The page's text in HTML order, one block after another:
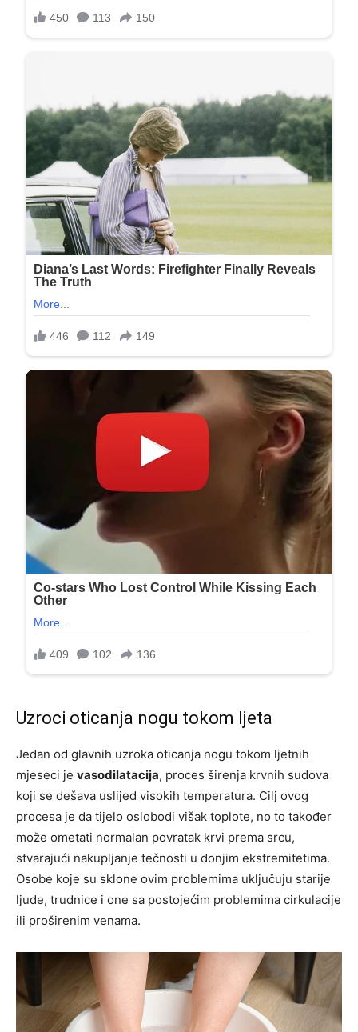
Uzroci oticanja nogu tokom ljeta
Jedan od glavnih uzroka oticanja nogu tokom ljetnih
mjeseci je vasodilatacija, proces širenja krvnih sudova
koji se dešava uslijed visokih temperatura. Cilj ovog
procesa je da tijelo oslobodi višak toplote, no to također
može ometati normalan povratak krvi prema srcu,
stvarajući nakupljanje tečnosti u donjim ekstremitetima.
Osobe koje su sklone ovim problemima uključuju starije
ljude, trudnice i one sa postojećim problemima cirkulacije
ili proširenim venama.